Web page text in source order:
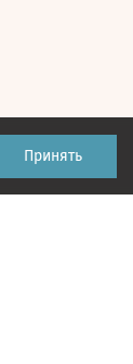
Принять